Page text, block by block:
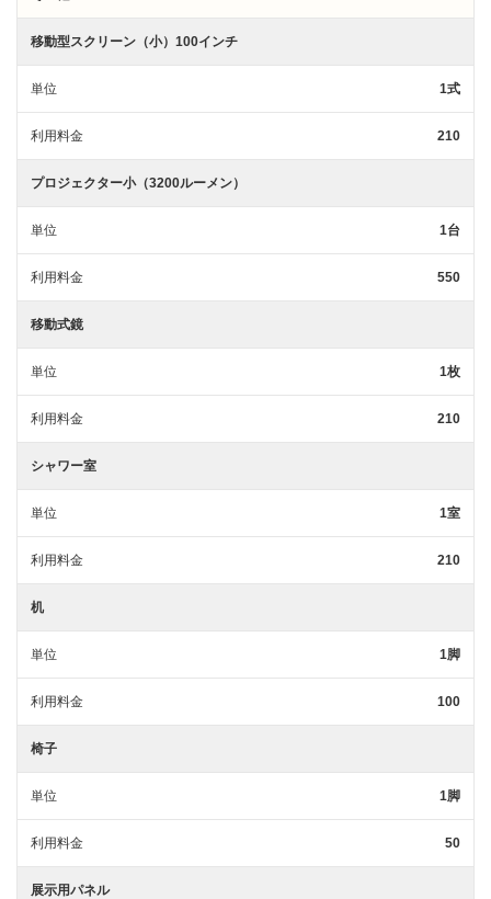
移動型スクリーン（小）100インチ
単位 1式
利用料金 210
プロジェクター小（3200ルーメン）
単位 1台
利用料金 550
移動式鏡
単位 1枚
利用料金 210
シャワー室
単位 1室
利用料金 210
机
単位 1脚
利用料金 100
椅子
単位 1脚
利用料金 50
展示用パネル